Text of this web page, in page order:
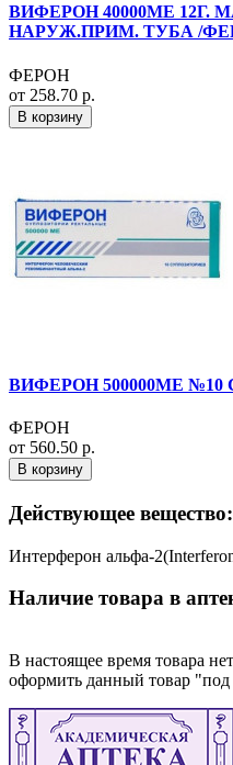
ВИФЕРОН 40000МЕ 12Г.
НАРУЖ.ПРИМ. ТУБА /
ФЕРОН
от 258.70 р.
В корзину
ВИФЕРОН 500000МЕ
ФЕРОН
от 560.50 р.
В корзину
Действующее вещество:
Интерферон альфа-
Наличие товара в
В настоящее время товара
оформить данный товар "под